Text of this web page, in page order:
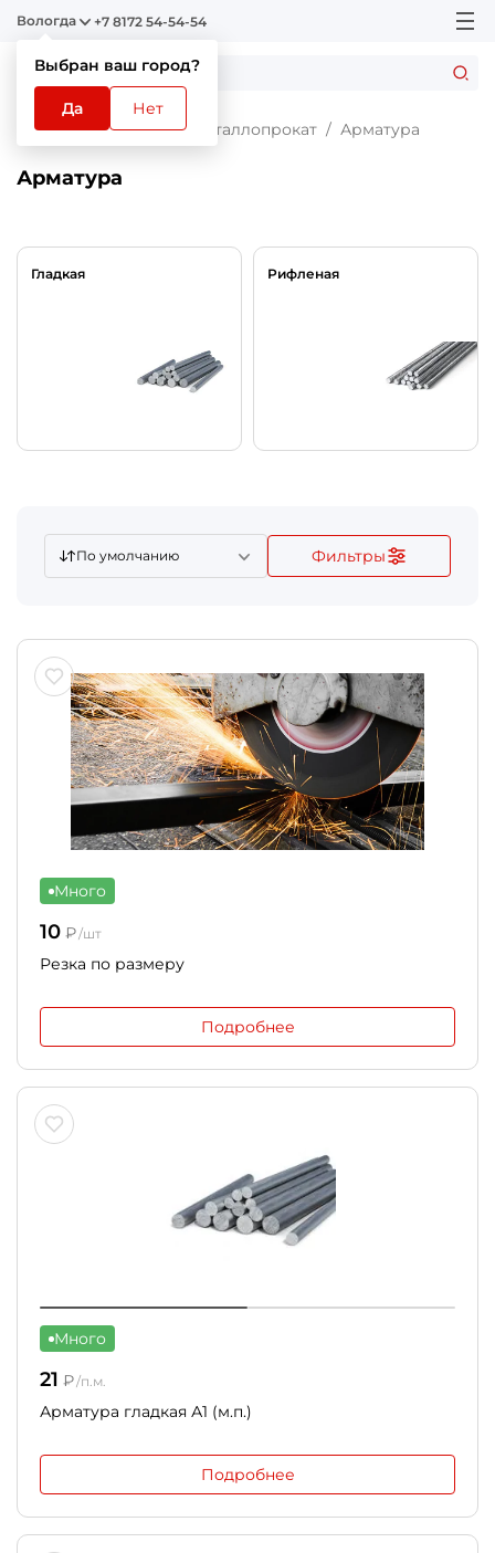
Вологда
Выбран ваш город?
Да Нет
+7 8172 54-54-54
Главная Каталог Металлопрокат Арматура
Арматура
Гладкая Рифленая
По умолчанию Фильтры
Много
10 ₽/шт
Резка по размеру
Подробнее
Много
21 ₽/п.м.
Арматура гладкая А1 (м.п.)
Подробнее